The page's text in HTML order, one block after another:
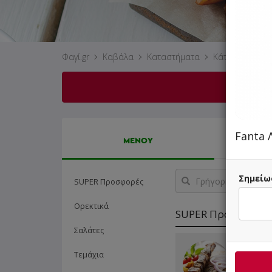
Φαγί.gr Καβάλα Καταστήματα Κάτι Ψήνεται
ΜΕΝΟΥ
SUPER Προσφορές
Ορεκτικά
Σαλάτες
Τεμάχια
Γρήγορη
αναζήτηση
προϊόντος...
SUPER Προσφορές
1
Fanta